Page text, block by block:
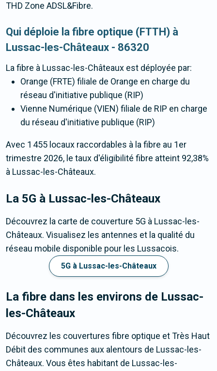
THD Zone ADSL&Fibre.
Qui déploie la fibre optique (FTTH) à
Lussac-les-Châteaux - 86320
La fibre à Lussac-les-Châteaux est déployée par:
Orange (FRTE) filiale de Orange en charge du
réseau d'initiative publique (RIP)
Vienne Numérique (VIEN) filiale de RIP en charge
du réseau d'initiative publique (RIP)
Avec 1 455 locaux raccordables à la fibre au 1er
trimestre 2026, le taux d'éligibilité fibre atteint 92,38%
à Lussac-les-Châteaux.
La 5G à Lussac-les-Châteaux
Découvrez la carte de couverture 5G à Lussac-les-
Châteaux. Visualisez les antennes et la qualité du
réseau mobile disponible pour les Lussacois.
5G à Lussac-les-Châteaux
La fibre dans les environs de Lussac-
les-Châteaux
Découvrez les couvertures fibre optique et Très Haut
Débit des communes aux alentours de Lussac-les-
Châteaux. Vous êtes habitant de Lussac-les-